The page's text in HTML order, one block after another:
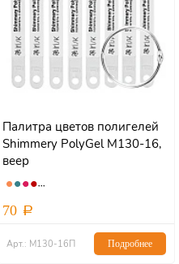
Палитра цветов полигелей
Shimmery PolyGel М130-16,
веер
70
Арт.: М130-16П Подробнее